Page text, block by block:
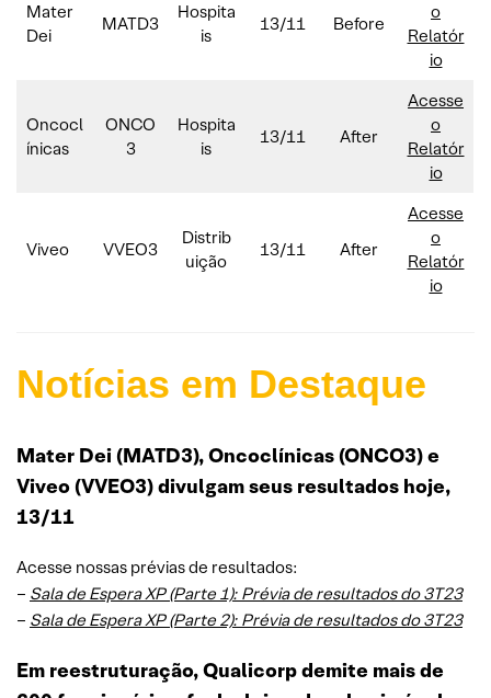
Mater
Dei
MATD3
Hospita
is
13/11 Before
o
Relatór
io
Oncocl
ínicas
ONCO
3
Hospita
is
13/11 After
Acesse
o
Relatór
io
Viveo VVEO3
Distrib
uição
13/11 After
Acesse
o
Relatór
io
Notícias em Destaque
Mater Dei (MATD3), Oncoclínicas (ONCO3) e
Viveo (VVEO3) divulgam seus resultados hoje,
13/11
Acesse nossas prévias de resultados:
– Sala de Espera XP (Parte 1): Prévia de resultados do 3T23
– Sala de Espera XP (Parte 2): Prévia de resultados do 3T23
Em reestruturação, Qualicorp demite mais de